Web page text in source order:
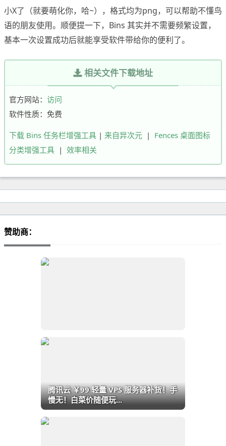
小X了（就要萌化你，哈~），格式均为png，可以帮助不懂鸟
语的朋友使用。顺便提一下，Bins 其实并不需要频繁设置，
基本一次设置成功后就能享受软件带给你的便利了。
相关文件下载地址
官方网站： 访问
软件性质：免费
下载 Bins 任务栏增强工具 | 来自异次元 | Fences 桌面图标
分类增强工具 | 效率相关
赞助商：
腾讯云 ￥99 轻量 VPS 服务器补货！手
慢无！白菜价随便玩...